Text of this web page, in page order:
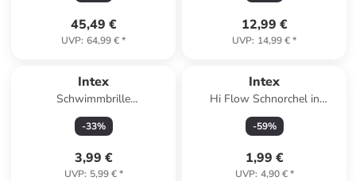
45,49 €
UVP: 64,99 €*
12,99 €
UVP: 14,99 €*
Intex
Schwimmbrille
(Überraschungsprodukt) - ab
14 Jahren
-33%
3,99 €
UVP: 5,99 €*
Intex
Hi Flow Schnorchel in
Mehrfarbig ab 6 Jahre
-59%
1,99 €
UVP: 4,90 €*